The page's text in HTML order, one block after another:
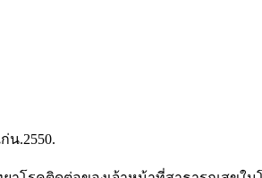
.2550.